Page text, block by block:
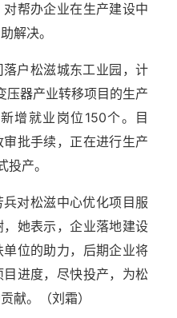
帮办企业在生产建设中
解决。
户松滋城东工业园，计
压器产业转移项目的生产
增就业岗位150个。目
批手续，正在进行生产
产。
对松滋中心优化项目服
她表示，企业落地建设
位的助力，后期企业将
进度，尽快投产，为松
献。（刘霜）